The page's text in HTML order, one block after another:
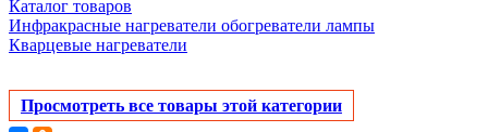
Каталог товаров
Инфракрасные нагреватели обогреватели лампы
Кварцевые нагреватели
Просмотреть все товары этой категории